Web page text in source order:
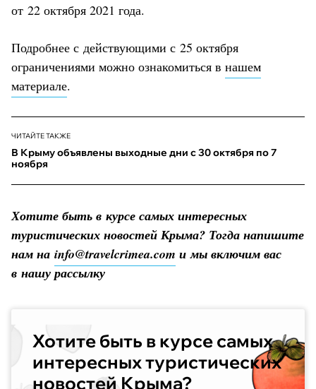
от 22 октября 2021 года.
Подробнее с действующими с 25 октября
ограничениями можно ознакомиться в нашем
материале.
ЧИТАЙТЕ ТАКЖЕ
В Крыму объявлены выходные дни с 30 октября по 7
ноября
Хотите быть в курсе самых интересных
туристических новостей Крыма? Тогда напишите
нам на info@travelcrimea.com и мы включим вас
в нашу рассылку
Хотите быть в курсе самых
интересных туристических
новостей Крыма?